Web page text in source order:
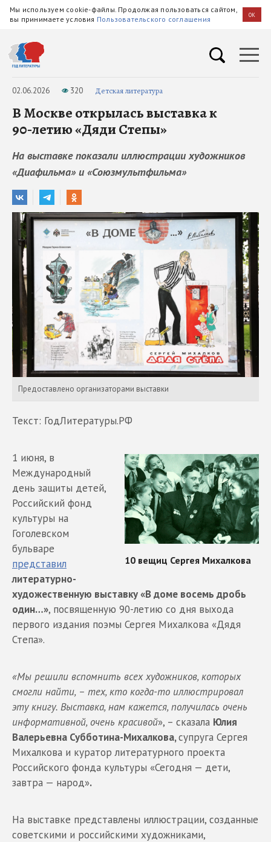
Мы используем cookie-файлы. Продолжая пользоваться сайтом,
вы принимаете условия Пользовательского соглашения OK
02.06.2026 320 Детская литература
В Москве открылась выставка к
90‑летию «Дяди Степы»
На выставке показали иллюстрации художников
«Диафильма» и «Союзмультфильма»
Предоставлено организаторами выставки
Текст: ГодЛитературы.РФ
1 июня, в
Международный
день защиты детей,
Российский фонд
культуры на
Гоголевском
бульваре
представил
литературно-
художественную выставку «В доме восемь дробь
один…», посвященную 90-летию со дня выхода
первого издания поэмы Сергея Михалкова «Дядя
Степа».
«Мы решили вспомнить всех художников, которых
смогли найти, – тех, кто когда-то иллюстрировал
эту книгу. Выставка, нам кажется, получилась очень
информативной, очень красивой», – сказала Юлия
Валерьевна Субботина-Михалкова,супруга Сергея
Михалкова и куратор литературного проекта
Российского фонда культуры «Сегодня — дети,
завтра — народ».
На выставке представлены иллюстрации, созданные
советскими и российскими художниками,